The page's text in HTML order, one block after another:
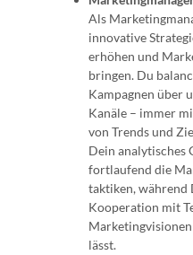
Als
innovative
erhöhen und
bringen. Du
Kampagnen über
Kanäle – immer
von Trends und
Dein analytisches
fortlaufend die
taktiken, während
Kooperation mit
lässt.